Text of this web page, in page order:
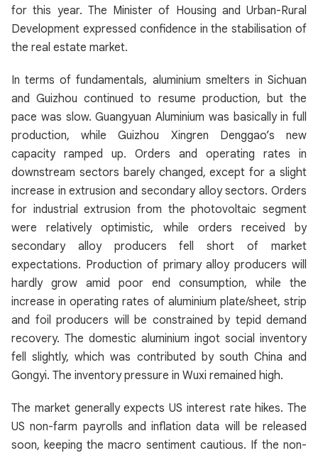
for this year. The Minister of Housing and Urban-Rural
Development expressed confidence in the stabilisation of
the real estate market.
In terms of fundamentals, aluminium smelters in Sichuan
and Guizhou continued to resume production, but the
pace was slow. Guangyuan Aluminium was basically in full
production, while Guizhou Xingren Denggao’s new
capacity ramped up. Orders and operating rates in
downstream sectors barely changed, except for a slight
increase in extrusion and secondary alloy sectors. Orders
for industrial extrusion from the photovoltaic segment
were relatively optimistic, while orders received by
secondary alloy producers fell short of market
expectations. Production of primary alloy producers will
hardly grow amid poor end consumption, while the
increase in operating rates of aluminium plate/sheet, strip
and foil producers will be constrained by tepid demand
recovery. The domestic aluminium ingot social inventory
fell slightly, which was contributed by south China and
Gongyi. The inventory pressure in Wuxi remained high.
The market generally expects US interest rate hikes. The
US non-farm payrolls and inflation data will be released
soon, keeping the macro sentiment cautious. If the non-